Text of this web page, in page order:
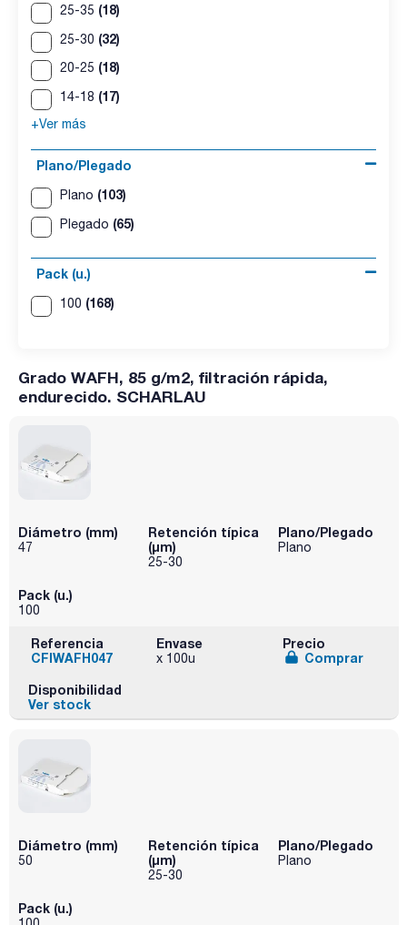
25-35 (18)
25-30 (32)
20-25 (18)
14-18 (17)
+Ver más
Plano/Plegado
Plano (103)
Plegado (65)
Pack (u.)
100 (168)
Grado WAFH, 85 g/m2, filtración rápida,
endurecido. SCHARLAU
Diámetro (mm)
47
Retención típica
(µm)
25-30
Plano/Plegado
Plano
Pack (u.)
100
Referencia
CFIWAFH047
Envase
x 100u
Precio
Comprar
Disponibilidad
Ver stock
Diámetro (mm)
50
Retención típica
(µm)
25-30
Plano/Plegado
Plano
Pack (u.)